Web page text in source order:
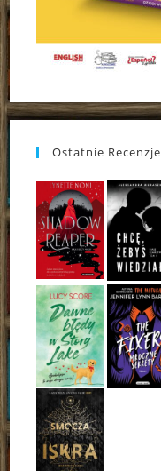
Ostatnie Recenzje